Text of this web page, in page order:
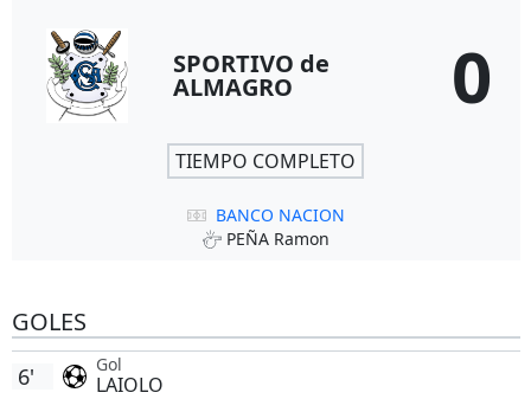
SPORTIVO de
ALMAGRO 0
TIEMPO COMPLETO
BANCO NACION
PEÑA Ramon
GOLES
Gol
LAIOLO
6'